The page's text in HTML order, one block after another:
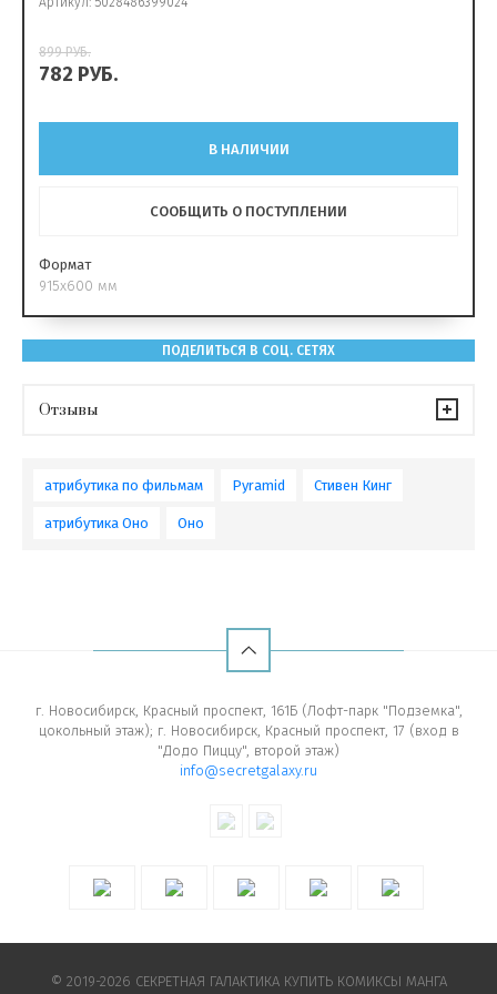
899РУБ.
782 РУБ.
В НАЛИЧИИ
СООБЩИТЬ О ПОСТУПЛЕНИИ
Формат
915х600 мм
ПОДЕЛИТЬСЯ В СОЦ. СЕТЯХ
Отзывы
атрибутика по фильмам Pyramid Стивен Кинг
атрибутика Оно Оно
г. Новосибирск, Красный проспект, 161Б (Лофт-парк "Подземка",
цокольный этаж); г. Новосибирск, Красный проспект, 17 (вход в
"Додо Пиццу", второй этаж)
info@secretgalaxy.ru
© 2019-2026 СЕКРЕТНАЯ ГАЛАКТИКА КУПИТЬ КОМИКСЫ МАНГА